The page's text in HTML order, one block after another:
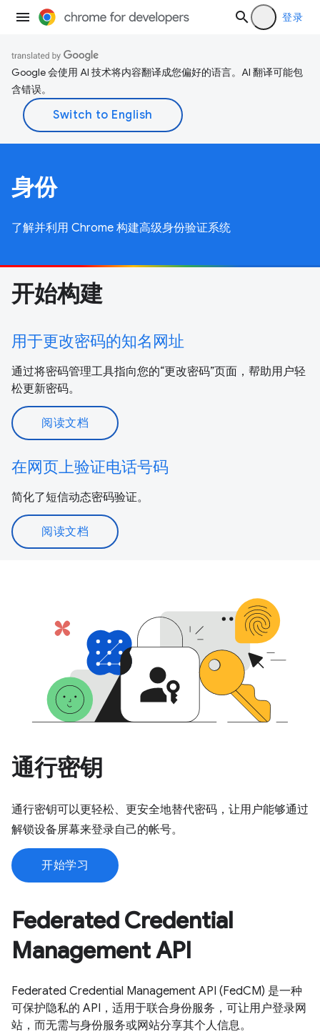
登录
Google 会使用 AI 技术将内容翻译成您偏好的语言。AI 翻译可能包
含错误。
身份
了解并利用 Chrome 构建高级身份验证系统
开始构建
用于更改密码的知名网址
通过将密码管理工具指向您的“更改密码”页面，帮助用户轻
松更新密码。
阅读文档
在网页上验证电话号码
简化了短信动态密码验证。
阅读文档
通行密钥
通行密钥可以更轻松、更安全地替代密码，让用户能够通过
解锁设备屏幕来登录自己的帐号。
开始学习
Federated Credential
Management API
Federated Credential Management API (FedCM) 是一种
可保护隐私的 API，适用于联合身份服务，可让用户登录网
站，而无需与身份服务或网站分享其个人信息。